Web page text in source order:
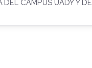
DEL CAMPUS UADY Y DE